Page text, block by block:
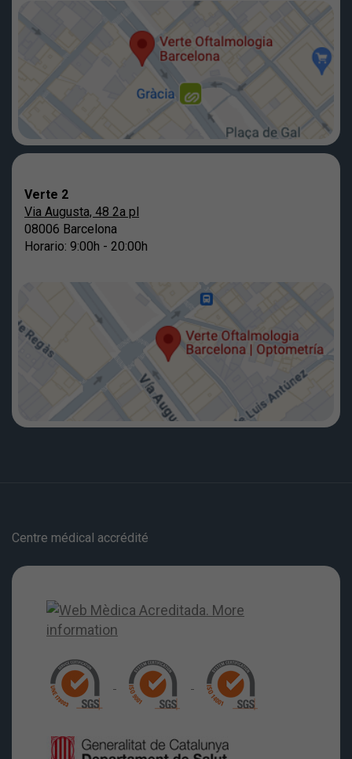
Verte 2
Via Augusta, 48 2a pl
08006 Barcelona
Horario: 9:00h - 20:00h
Centre médical accrédité